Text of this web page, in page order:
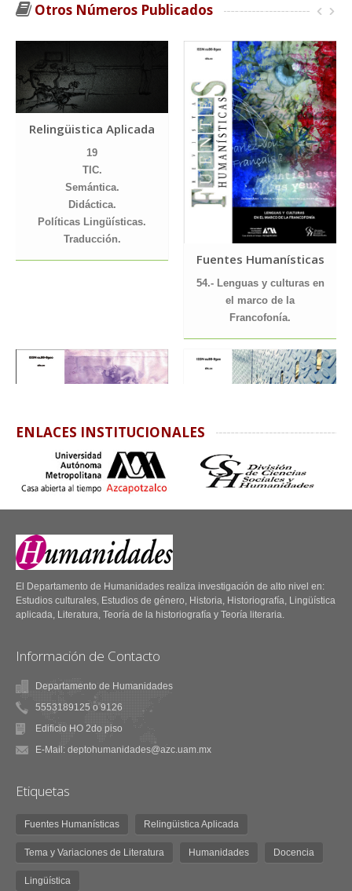
Otros Números Publicados
Relingüistica Aplicada
19
TIC.
Semántica.
Didáctica.
Políticas Lingüísticas.
Traducción.
Fuentes Humanísticas
54.- Lenguas y culturas en
el marco de la
Francofonía.
Fuentes Humanísticas
59.- ¿Una nueva
67.- El estatuto de la
ciudadanía y su relación
ENLACES INSTITUCIONALES
El Departamento de Humanidades realiza investigación de alto nivel en:
Estudios culturales, Estudios de género, Historia, Historiografía, Lingüística
aplicada, Literatura, Teoría de la historiografía y Teoría literaria.
Información de Contacto
Departamento de Humanidades
5553189125 o 9126
Edificio HO 2do piso
E-Mail: deptohumanidades@azc.uam.mx
Etiquetas
Fuentes Humanísticas Relingüistica Aplicada
Tema y Variaciones de Literatura Humanidades Docencia
Lingüística